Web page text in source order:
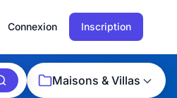
Connexion Inscription
Maisons & Villas